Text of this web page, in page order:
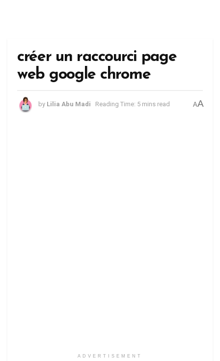
créer un raccourci page
web google chrome
by Lilia Abu Madi Reading Time: 5 mins read AA
ADVERTISEMENT